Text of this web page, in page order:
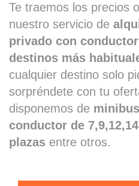
Te traemos los precios
nuestro servicio de
privado con
destinos más
cualquier destino solo
sorpréndete con tu
disponemos de
conductor de
plazas entre otros.